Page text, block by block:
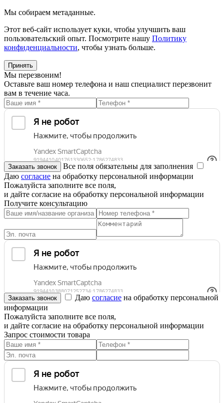
Мы собираем метаданные.
Этот веб-сайт использует куки, чтобы улучшить ваш
пользовательский опыт. Посмотрите нашу Политику
конфиденциальности, чтобы узнать больше.
Принять
Мы перезвоним!
Оставьте ваш номер телефона и наш специалист перезвонит
вам в течение часа.
Все поля обязательны для заполнения
Даю согласие на обработку персональной информации
Пожалуйста заполните все поля,
и дайте согласие на обработку персональной информации
Получите консультацию
Даю согласие на обработку персональной
информации
Пожалуйста заполните все поля,
и дайте согласие на обработку персональной информации
Запрос стоимости товара